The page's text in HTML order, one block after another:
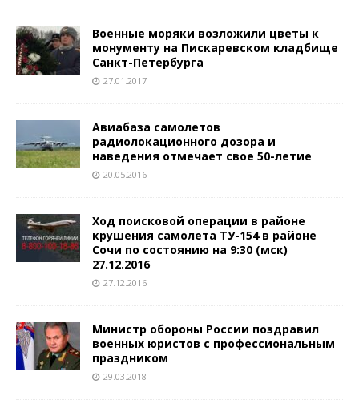
Военные моряки возложили цветы к
монументу на Пискаревском кладбище
Санкт-Петербурга
27.01.2017
Авиабаза самолетов
радиолокационного дозора и
наведения отмечает свое 50-летие
20.05.2016
Ход поисковой операции в районе
крушения самолета ТУ-154 в районе
Сочи по состоянию на 9:30 (мск)
27.12.2016
27.12.2016
Министр обороны России поздравил
военных юристов с профессиональным
праздником
29.03.2018